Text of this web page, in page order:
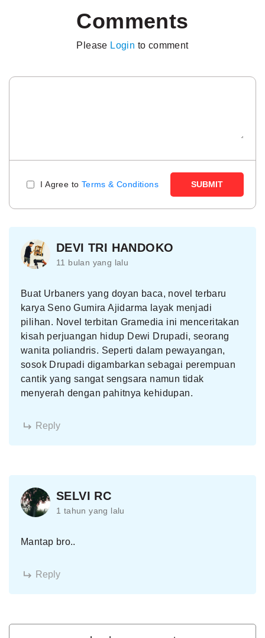
Comments
Please Login to comment
I Agree to Terms & Conditions SUBMIT
DEVI TRI HANDOKO
11 bulan yang lalu
Buat Urbaners yang doyan baca, novel terbaru
karya Seno Gumira Ajidarma layak menjadi
pilihan. Novel terbitan Gramedia ini menceritakan
kisah perjuangan hidup Dewi Drupadi, seorang
wanita poliandris. Seperti dalam pewayangan,
sosok Drupadi digambarkan sebagai perempuan
cantik yang sangat sengsara namun tidak
menyerah dengan pahitnya kehidupan.
Reply
SELVI RC
1 tahun yang lalu
Mantap bro..
Reply